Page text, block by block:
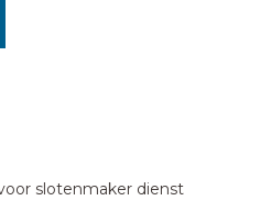
slotenmaker dienst